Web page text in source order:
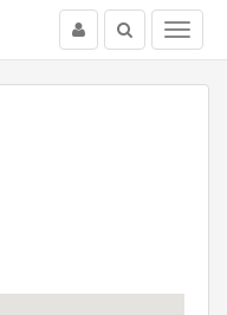
Menu
Buscar
Usuario